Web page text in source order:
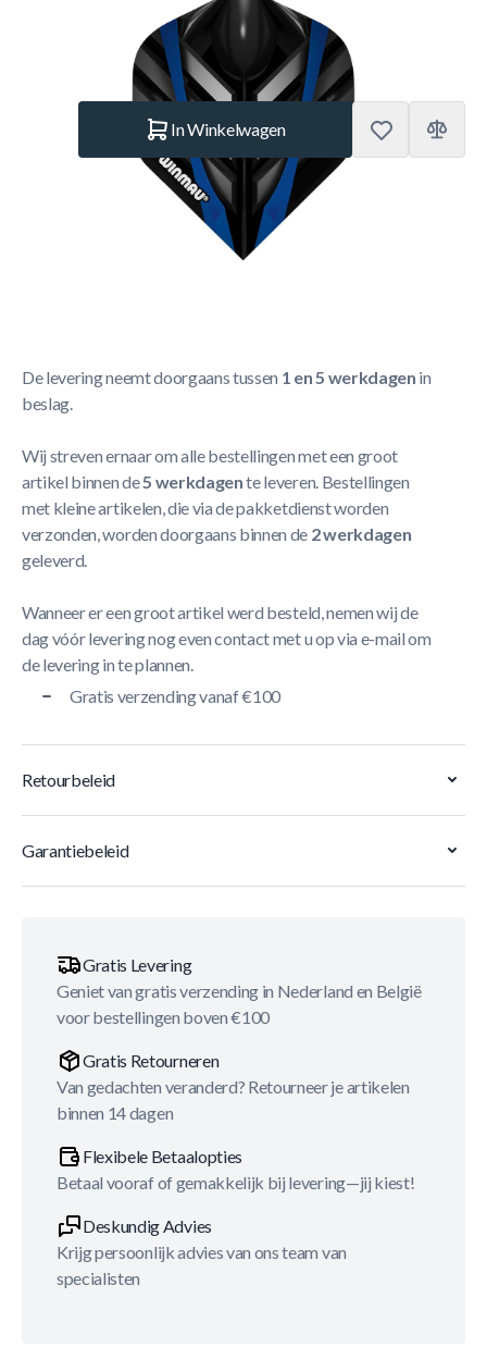
WINMAU.6900-229 Merk:Winmau
Op voorraad
In Winkelwagen
Winmau Mega Standard 6900-228
De levering neemt doorgaans tussen 1 en 5 werkdagen in
beslag.
Wij streven ernaar om alle bestellingen met een groot
artikel binnen de5 werkdagente leveren. Bestellingen
met kleine artikelen, die via de pakketdienst worden
verzonden, worden doorgaans binnen de 2 werkdagen
geleverd.
Wanneer er een groot artikel werd besteld, nemen wij de
dag vóór levering nog even contact met u op via e-mail om
de levering in te plannen.
Gratis verzending vanaf €100
Retourbeleid
Garantiebeleid
Gratis Levering
Geniet van gratis verzending in Nederland en België
voor bestellingen boven €100
Gratis Retourneren
Van gedachten veranderd? Retourneer je artikelen
binnen 14 dagen
Flexibele Betaalopties
Betaal vooraf of gemakkelijk bij levering—jij kiest!
Deskundig Advies
Krijg persoonlijk advies van ons team van
specialisten